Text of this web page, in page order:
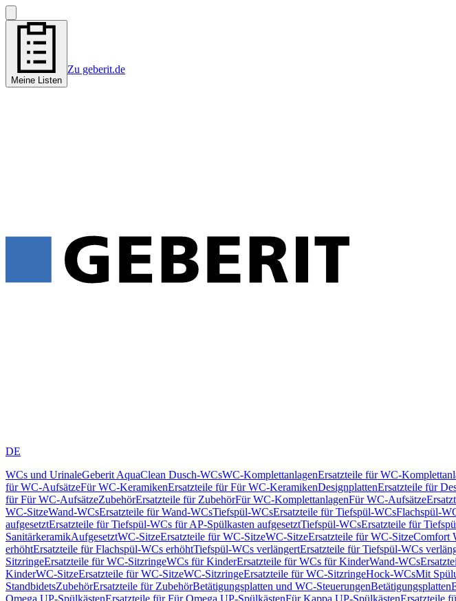
Meine Listen
Zu geberit.de
DE
WCs und UrinaleGeberit AquaClean Dusch-WCsWC-KomplettanlagenErsatzteile für WC-
für WC-AufsätzeFür WC-KeramikenErsatzteile für Für WC-KeramikenDesignplattenErsatzteile für
für Für WC-AufsätzeZubehörErsatzteile für ZubehörFür WC-KomplettanlagenFür WC-Aufsätze
WC-SitzeWand-WCsErsatzteile für Wand-WCsTiefspül-WCsErsatzteile für Tiefspül-WCsFlachspül-
aufgesetztErsatzteile für Tiefspül-WCs für AP-Spülkasten aufgesetztTiefspül-WCsErsatzteile für
SanitärkeramikAufgesetztWC-SitzeErsatzteile für WC-SitzeWC-SitzeErsatzteile für WC-SitzeComfort
erhöhtErsatzteile für Flachspül-WCs erhöhtTiefspül-WCs verlängertErsatzteile für Tiefspül-WCs
SitzringeErsatzteile für WC-SitzringeWCs für KinderErsatzteile für WCs für KinderWand-WCs
KinderWC-SitzeErsatzteile für WC-SitzeWC-SitzringeErsatzteile für WC-SitzringeHock-WCsMit
StandbidetsZubehörErsatzteile für ZubehörBetätigungsplatten und WC-SteuerungenBetätigungsplatten
Omega UP-SpülkästenErsatzteile für Für Omega UP-SpülkästenFür Kappa UP-SpülkästenErsatzteile